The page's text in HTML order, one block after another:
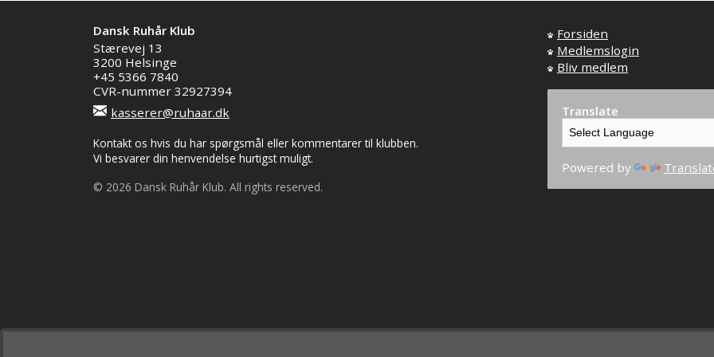
Dansk Ruhår Klub
Stærevej 13
3200 Helsinge
+45 5366 7840
CVR-nummer 32927394
kasserer@ruhaar.dk
Kontakt os hvis du har spørgsmål eller kommentarer til klubben.
Vi besvarer din henvendelse hurtigst muligt.
© 2026 Dansk Ruhår Klub. All rights reserved.
Forsiden
Medlemslogin
Bliv medlem
Translate
Powered by